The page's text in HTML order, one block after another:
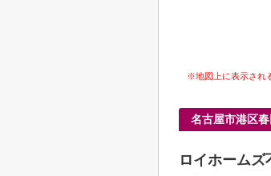
※地図上に表示され
名古屋市港区
ロイホームズ